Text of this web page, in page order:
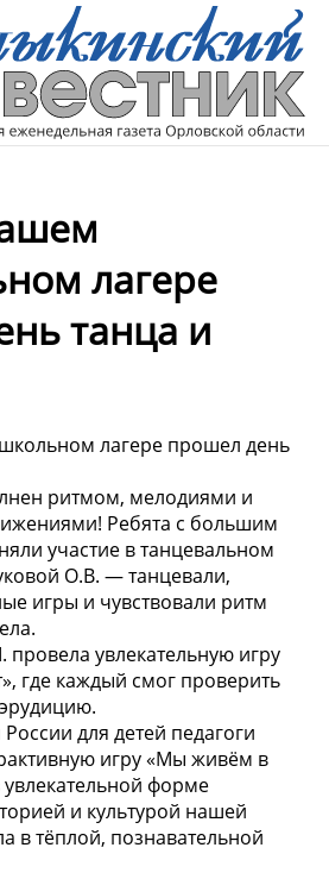
лагере
танца и
лагере прошел день
ритмом, мелодиями и
Ребята с большим
участие в танцевальном
О.В. — танцевали,
игры и чувствовали ритм
увлекательную игру
где каждый смог проверить
для детей педагоги
игру «Мы живём в
форме
и культурой нашей
в тёплой, познавательной